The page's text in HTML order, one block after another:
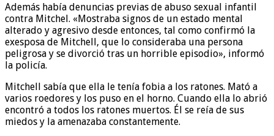
Además había denuncias previas de abuso sexual infantil
contra Mitchel. «Mostraba signos de un estado mental
alterado y agresivo desde entonces, tal como confirmó la
exesposa de Mitchell, que lo consideraba una persona
peligrosa y se divorció tras un horrible episodio», informó
la policía.
Mitchell sabía que ella le tenía fobia a los ratones. Mató a
varios roedores y los puso en el horno. Cuando ella lo abrió
encontró a todos los ratones muertos. Él se reía de sus
miedos y la amenazaba constantemente.